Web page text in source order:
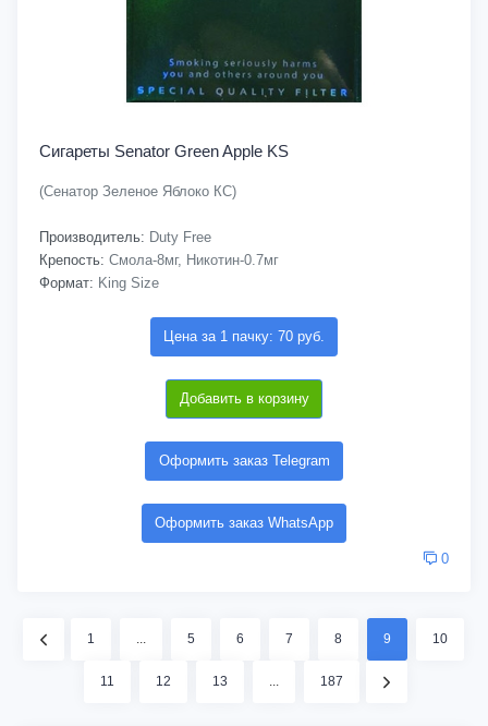
Сигареты Senator Green Apple KS
(Сенатор Зеленое Яблоко КС)
Производитель: Duty Free
Крепость: Смола-8мг, Никотин-0.7мг
Формат: King Size
Цена за 1 пачку: 70 руб.
Добавить в корзину
Оформить заказ Telegram
Оформить заказ WhatsApp
0
1 ... 5 6 7 8 9 10
11 12 13 ... 187